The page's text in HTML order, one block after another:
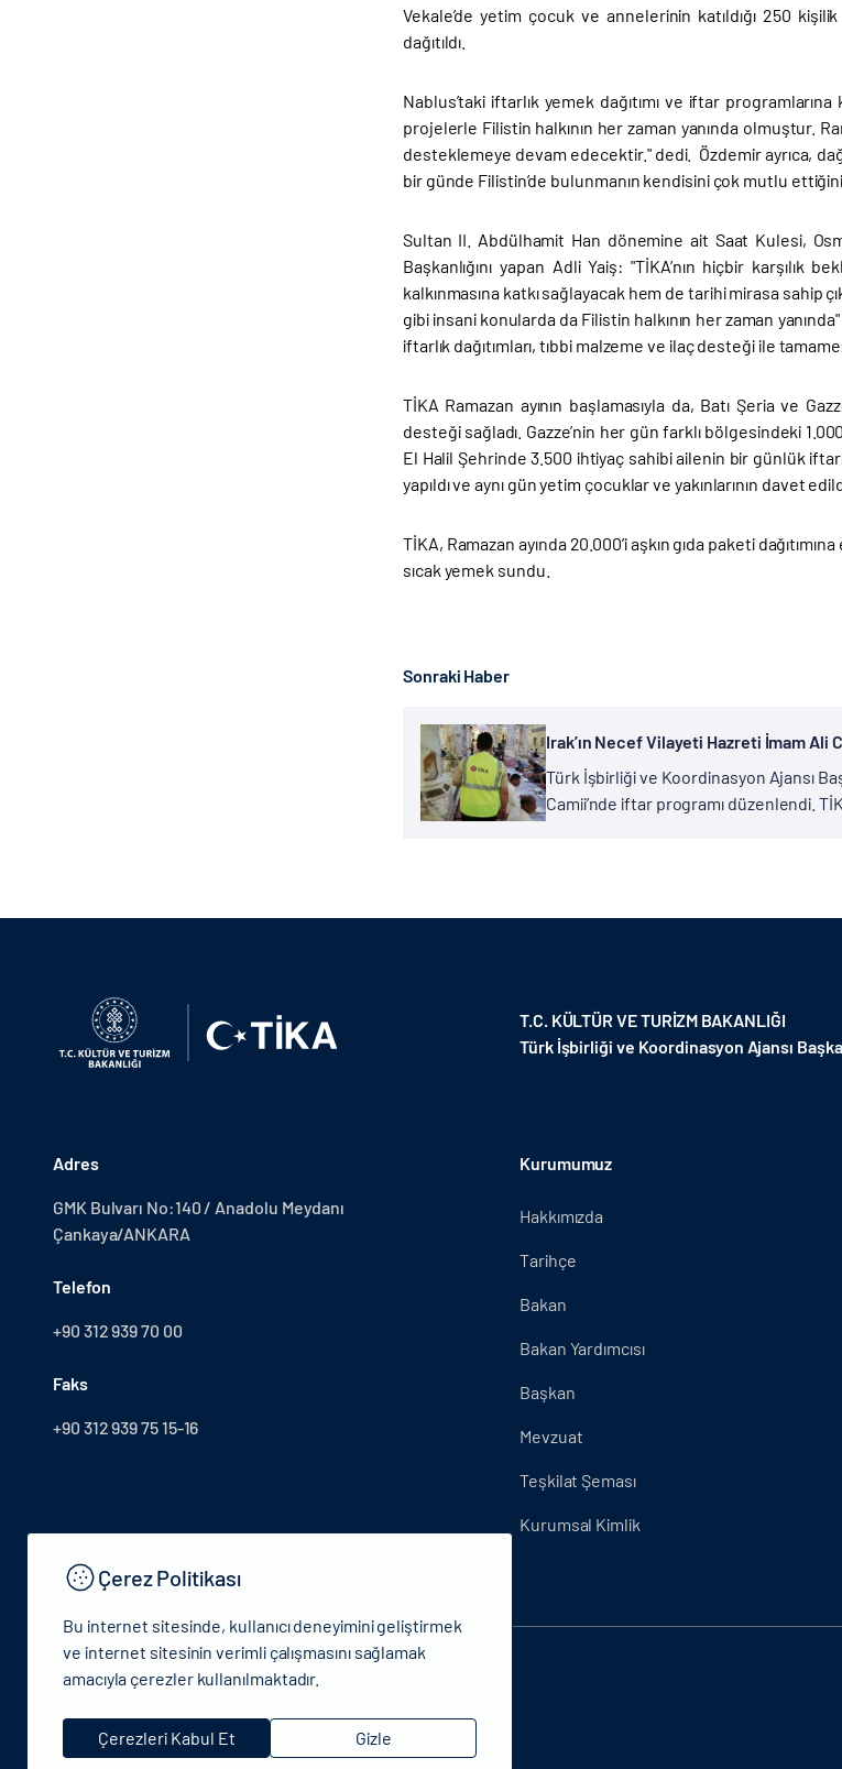
Vekale’de yetim çocuk ve annelerinin katıldığı 250
dağıtıldı.
Nablus’taki iftarlık yemek dağıtımı ve iftar
projelerle Filistin halkının her zaman yanında olmuştur.
desteklemeye devam edecektir." dedi. Özdemir ayrıca,
bir günde Filistin’de bulunmanın kendisini çok mutlu
Sultan II. Abdülhamit Han dönemine ait Saat Kulesi,
Başkanlığını yapan Adli Yaiş: "TİKA’nın hiçbir
kalkınmasına katkı sağlayacak hem de tarihi mirasa
gibi insani konularda da Filistin halkının her zaman
iftarlık dağıtımları, tıbbi malzeme ve ilaç desteği ile
TİKA Ramazan ayının başlamasıyla da, Batı Şeria ve
desteği sağladı. Gazze’nin her gün farklı bölgesindeki
El Halil Şehrinde 3.500 ihtiyaç sahibi ailenin bir günlük
yapıldı ve aynı gün yetim çocuklar ve yakınlarının davet
TİKA, Ramazan ayında 20.000’i aşkın gıda paketi
sıcak yemek sundu.
Sonraki Haber
Irak’ın Necef Vilayeti Hazreti İmam Ali
Türk İşbirliği ve Koordinasyon Ajansı
Camii’nde iftar programı düzenlendi.
T.C. KÜLTÜR VE TURİZM BAKANLIĞI
Türk İşbirliği ve Koordinasyon Ajansı
Adres
GMK Bulvarı No:140 / Anadolu Meydanı
Çankaya/ANKARA
Telefon
+90 312 939 70 00
Faks
+90 312 939 75 15-16
Kurumumuz
Hakkımızda
Tarihçe
Bakan
Bakan Yardımcısı
Başkan
Mevzuat
Teşkilat Şeması
Kurumsal Kimlik
© 2024 T.C.Kütlür ve Turizm Bakanlığı - Tüm hakları saklıdır.
Çerez Politikası
Bu internet sitesinde, kullanıcı deneyimini geliştirmek
ve internet sitesinin verimli çalışmasını sağlamak
amacıyla çerezler kullanılmaktadır.
Çerezleri Kabul Et Gizle